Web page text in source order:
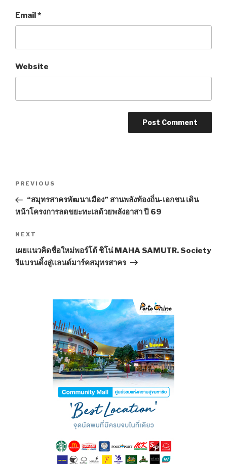
Email *
Website
Post
Previous
Post
PREVIOUS
“สมุทรสาครพัฒนาเมือง” สานพลังท้องถิ่น-เอกชน เดิน
หน้าโครงการลดขยะทะเลด้วยพลังอาสา ปี 69
Next
Post
NEXT
เผยแนวคิดชื่อใหม่พอร์โต้ ชิโน่ MAHA SAMUTR. Society
รีแบรนดิ้งสู่แลนด์มาร์คสมุทรสาคร